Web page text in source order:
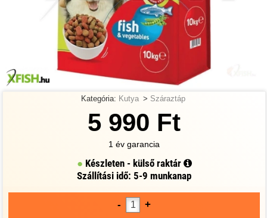
Kategória: Kutya > Száraztáp
5 990 Ft
1 év garancia
Készleten - külső raktár
Szállítási idő: 5-9 munkanap
- +